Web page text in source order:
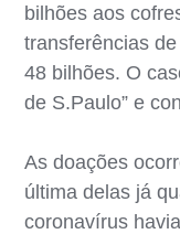
bilhões aos
transferências
48 bilhões. O
de S.Paulo” e
As doações
última delas já
coronavírus